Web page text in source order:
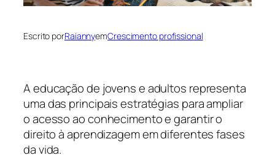
Escrito porRaiannyemCrescimento profissional
A educação de jovens e adultos representa
uma das principais estratégias para ampliar
o acesso ao conhecimento e garantir o
direito à aprendizagem em diferentes fases
da vida.